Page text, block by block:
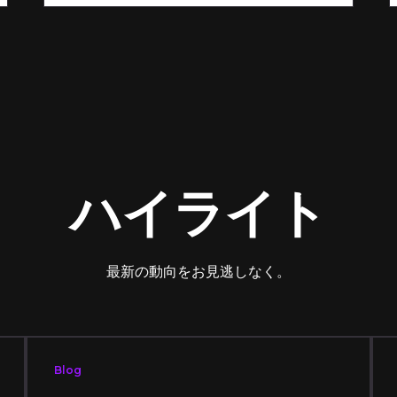
ハイライト
最新の動向をお見逃しなく。
Blog